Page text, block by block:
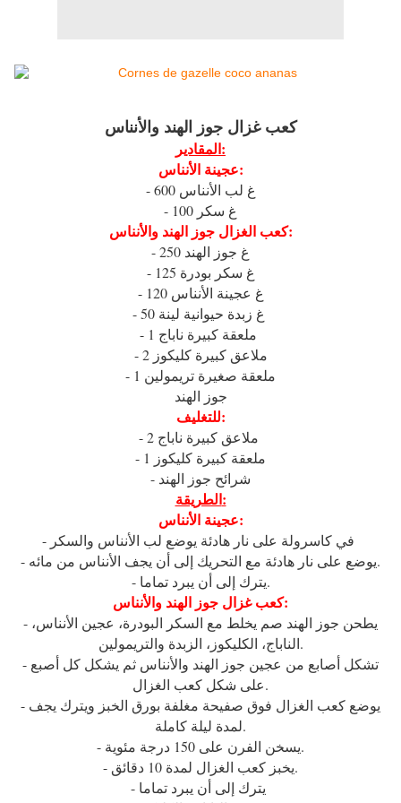
كعب غزال جوز الهند والأنناس
المقادير:
عجينة الأنناس:
- 600 غ لب الأنناس
- 100 غ سكر
كعب الغزال جوز الهند والأنناس:
- 250 غ جوز الهند
- 125 غ سكر بودرة
- 120 غ عجينة الأنناس
- 2 ملاعق كبيرة كليكوز
- 1 ملعقة صغيرة تريمولين
جوز الهند
للتغليف:
- 1 ملعقة كبيرة كليكوز
- شرائح جوز الهند
الطريقة:
عجينة الأنناس:
- يوضع على نار هادئة مع التحريك إلى أن يجف الأنناس من مائه.
- يترك إلى أن يبرد تماما.
كعب غزال جوز الهند والأنناس:
- يطحن جوز الهند صم يخلط مع السكر البودرة، عجين الأنناس،
الناباج، الكليكوز، الزبدة والتريمولين.
- تشكل أصابع من عجين جوز الهند والأنناس ثم يشكل كل أصبع
على شكل كعب الغزال.
- يوضع كعب الغزال فوق صفيحة مغلفة بورق الخبز ويترك يجف
لمدة ليلة كاملة.
- يسخن الفرن على 150 درجة مئوية.
- يخبز كعب الغزال لمدة 10 دقائق.